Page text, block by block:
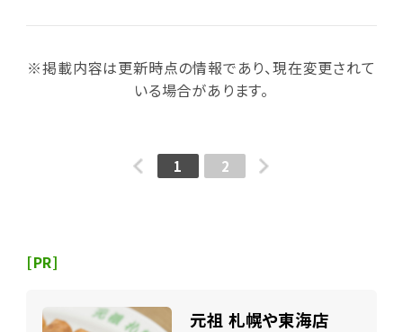
※掲載内容は更新時点の情報であり、現在変更されて
いる場合があります。
1 2
[PR]
元祖 札幌や東海店